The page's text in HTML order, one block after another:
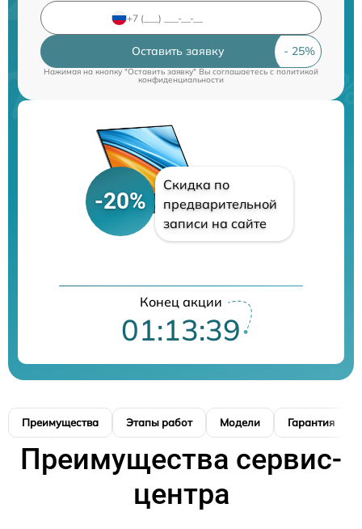
Оставить заявку
Нажимая на кнопку "Оставить заявку" Вы соглашаетесь cполитикой
конфиденциальности
-20%
Скидка по
предварительной
записи на сайте
Конец акции
01:13:38
Преимущества Этапы работ Модели Гарантия
Преимущества сервис-
центра